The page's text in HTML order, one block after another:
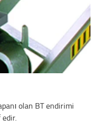
olan BT endirimi